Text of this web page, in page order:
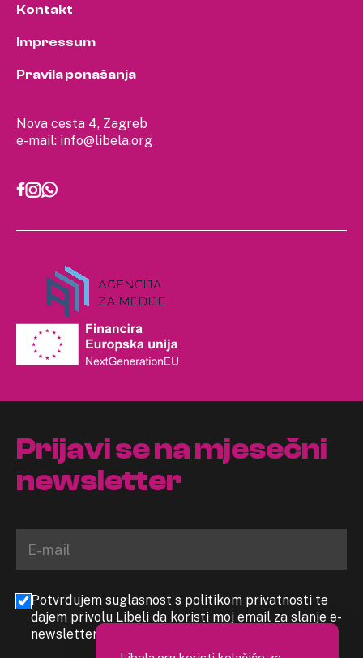
Nova cesta 4, Zagreb
e-mail: info@libela.org
Kontakt
Impressum
Pravila ponašanja
Prijavi se na mjesečni
newsletter
Potvrđujem suglasnost s politikom privatnosti te
dajem privolu Libeli da koristi moj email za slanje e-
newslettera